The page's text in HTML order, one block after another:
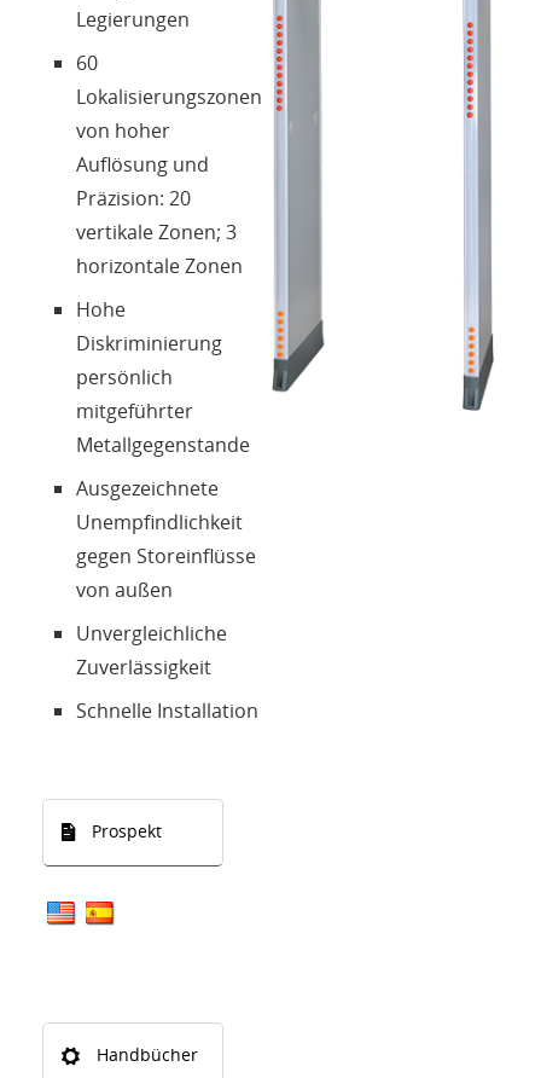
Login
Sprache
Legierungen
60
Lokalisierungszonen
von hoher
Auflösung und
Präzision: 20
vertikale Zonen; 3
horizontale Zonen
Hohe
Diskriminierung
persönlich
mitgeführter
Metallgegenstande
Ausgezeichnete
Unempfindlichkeit
gegen Storeinflüsse
von außen
Unvergleichliche
Zuverlässigkeit
Schnelle Installation
Prospekt
Handbücher